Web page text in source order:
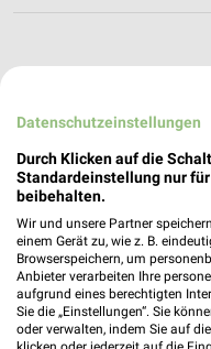
Datenschutzeinstellungen
Durch Klicken auf die
Standardeinstellung nur
beibehalten.
Wir und unsere Partner
einem Gerät zu, wie z. B.
Browserspeichern, um
Anbieter verarbeiten Ihre
aufgrund eines berechtigten
Sie die „Einstellungen“. Sie
oder verwalten, indem Sie auf